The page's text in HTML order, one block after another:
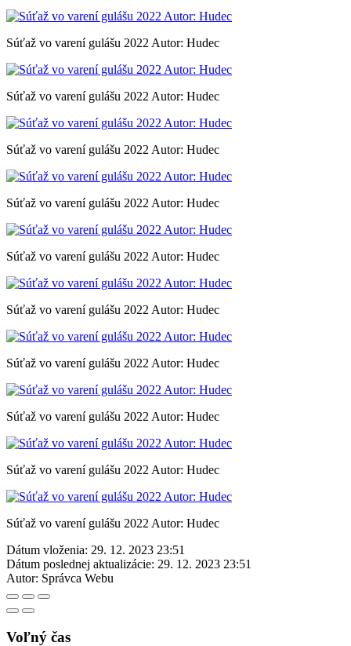
Súťaž vo varení gulášu 2022 Autor: Hudec
Súťaž vo varení gulášu 2022 Autor: Hudec
Súťaž vo varení gulášu 2022 Autor: Hudec
Súťaž vo varení gulášu 2022 Autor: Hudec
Súťaž vo varení gulášu 2022 Autor: Hudec
Súťaž vo varení gulášu 2022 Autor: Hudec
Súťaž vo varení gulášu 2022 Autor: Hudec
Súťaž vo varení gulášu 2022 Autor: Hudec
Súťaž vo varení gulášu 2022 Autor: Hudec
Súťaž vo varení gulášu 2022 Autor: Hudec
Dátum vloženia: 29. 12. 2023 23:51
Dátum poslednej aktualizácie: 29. 12. 2023 23:51
Autor: Správca Webu
Voľný čas